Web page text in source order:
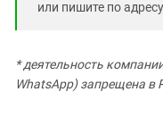
или пишите по
*деятельность
WhatsApp) запрещена в